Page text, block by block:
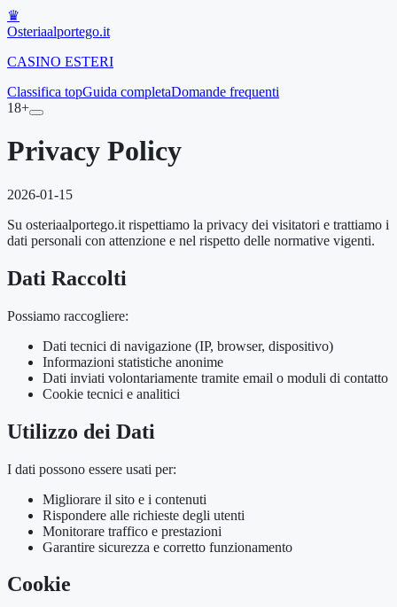
♛
Osteriaalportego.it
CASINO ESTERI
Classifica topGuida completaDomande frequenti
18+
Privacy Policy
2026-01-15
Su osteriaalportego.it rispettiamo la privacy dei visitatori e trattiamo i
dati personali con attenzione e nel rispetto delle normative vigenti.
Dati Raccolti
Possiamo raccogliere:
Dati tecnici di navigazione (IP, browser, dispositivo)
Informazioni statistiche anonime
Dati inviati volontariamente tramite email o moduli di contatto
Cookie tecnici e analitici
Utilizzo dei Dati
I dati possono essere usati per:
Migliorare il sito e i contenuti
Rispondere alle richieste degli utenti
Monitorare traffico e prestazioni
Garantire sicurezza e corretto funzionamento
Cookie